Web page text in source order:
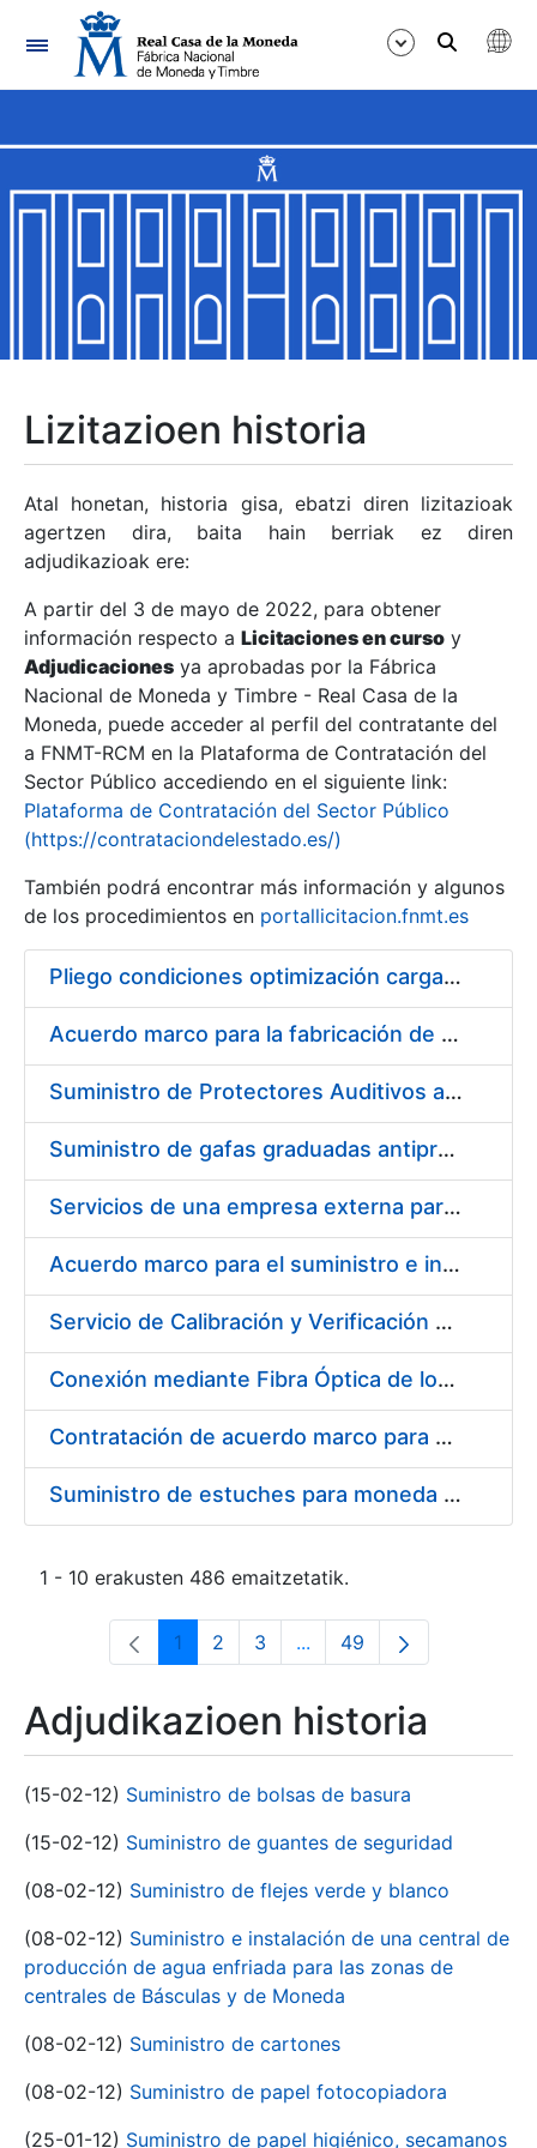
Nabigazioa
Erakutsi/Ezkutatu
Erakutsi/Ezkutatu
Erakutsi/Ezkutatu
Erakutsi/Ezkutatu
Erakutsi/Ezkutatu
Erakutsi/Ezkutatu
Erakutsi/Ezkutatu
Erakutsi/Ezkutatu
Lizitazioen historia
Atal honetan, historia gisa, ebatzi diren lizitazioak
agertzen dira, baita hain berriak ez diren
adjudikazioak ere:
A partir del 3 de mayo de 2022, para obtener
información respecto a Licitaciones en curso y
Adjudicaciones ya aprobadas por la Fábrica
Nacional de Moneda y Timbre - Real Casa de la
Moneda, puede acceder al perfil del contratante del
a FNMT-RCM en la Plataforma de Contratación del
Sector Público accediendo en el siguiente link:
Plataforma de Contratación del Sector Público
(https://contrataciondelestado.es/)
También podrá encontrar más información y algunos
de los procedimientos en portallicitacion.fnmt.es
Pliego condiciones optimización cargas compras firmado
Acuerdo marco para la fabricación de piezas
Suministro de Protectores Auditivos a medida para las personas trabajadoras de los Centros de Trabajo de Madrid y Burgos
Suministro de gafas graduadas antiproyecciones para los trabajadores de la FNMT-RCM en los centros de trabajo de Madrid y Burgos
Servicios de una empresa externa para el asesoramiento y resolución de los recursos de alzada que se presentan relacionados con procesos de selección para la FNMT-RCM
Acuerdo marco para el suministro e instalación de persianas, estores y otros complementos
Servicio de Calibración y Verificación Externa de los Equipos de Medición del Servicio de Prevención de la FNMT-RCM
Conexión mediante Fibra Óptica de los Centros de Proceso de Datos (CPDs) de las sedes de la FNMT-RCM de Burgos y Madrid
Contratación de acuerdo marco para el Suministro de Material de Electricidad para la Fábrica Nacional de Moneda y Timbre-Real Casa de la Moneda en su centro de trabajo de Burgos
Suministro de estuches para moneda de 30 €
1 - 10 erakusten 486 emaitzetatik.
Orrialdea
1 Orrialdea
2 Orrialdea
3 ...Intermediate Pages Use
Orrialdea
49
Adjudikazioen historia
(15-02-12) Suministro de bolsas de basura
(15-02-12) Suministro de guantes de seguridad
(08-02-12) Suministro de flejes verde y blanco
(08-02-12) Suministro e instalación de una central de
producción de agua enfriada para las zonas de
centrales de Básculas y de Moneda
(08-02-12) Suministro de cartones
(08-02-12) Suministro de papel fotocopiadora
(25-01-12) Suministro de papel higiénico, secamanos